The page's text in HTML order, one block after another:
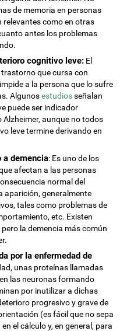
de memoria en personas
relevantes como en otras
antes los problemas
cognitivo leve: El
que cursa con
a la persona que lo sufre
Algunosestudiosseñalan
puede ser indicador
aunque no todos
leve termine derivando en
a demencia: Es uno de los
afectan a las personas
normal del
aparición, generalmente
tales como problemas de
etc. Existen
la demencia más común
por la enfermedad de
unas proteínas llamadas
las neuronas formando
por inutilizar a dichas
progresivo y grave de
(es fácil que no sepa
el cálculo y, en general, para